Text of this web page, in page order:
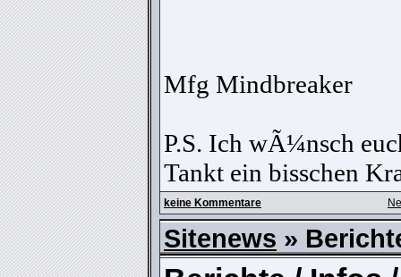
Mfg Mindbreaker
P.S. Ich wÃ¼nsch
Tankt ein bisschen
keine Kommentare
Sitenews »